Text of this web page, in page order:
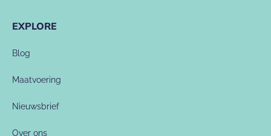
EXPLORE
Blog
Maatvoering
Nieuwsbrief
Over ons